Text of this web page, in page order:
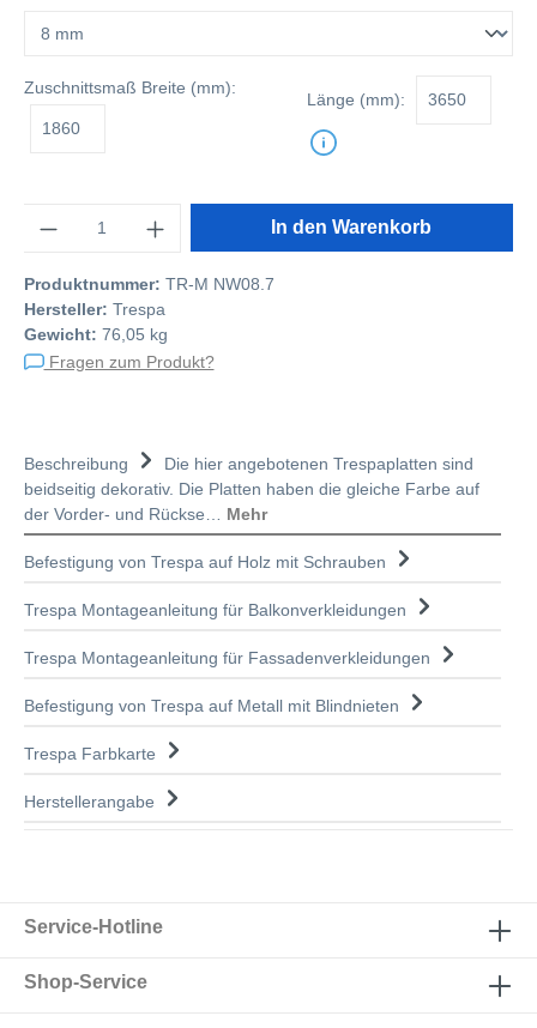
Zuschnittsmaß Breite (mm):
Länge (mm):
In den Warenkorb
Produktnummer: TR-M NW08.7
Hersteller: Trespa
Gewicht: 76,05 kg
Fragen zum Produkt?
Beschreibung
Die hier angebotenen Trespaplatten sind
beidseitig dekorativ. Die Platten haben die gleiche Farbe auf
der Vorder- und Rückse… Mehr
Befestigung von Trespa auf Holz mit Schrauben
Trespa Montageanleitung für Balkonverkleidungen
Trespa Montageanleitung für Fassadenverkleidungen
Befestigung von Trespa auf Metall mit Blindnieten
Trespa Farbkarte
Herstellerangabe
Service-Hotline
Shop-Service